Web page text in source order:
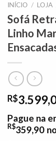
INÍCIO / LOJA
Sofá
Linho
R$
Pague na
R$359,90